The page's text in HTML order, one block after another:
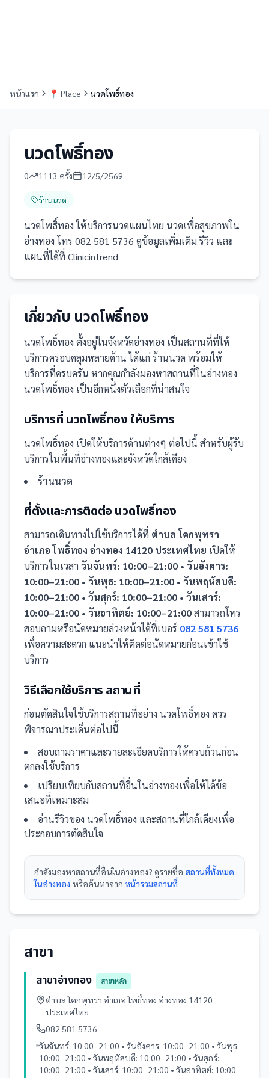
หน้าแรก 📍 Place นวดโพธิ์ทอง
นวดโพธิ์ทอง
0 1113 ครั้ง 12/5/2569
ร้านนวด
นวดโพธิ์ทอง ให้บริการนวดแผนไทย นวดเพื่อสุขภาพใน
อ่างทอง โทร 082 581 5736 ดูข้อมูลเพิ่มเติม รีวิว และ
แผนที่ได้ที่ Clinicintrend
เกี่ยวกับ นวดโพธิ์ทอง
นวดโพธิ์ทอง ตั้งอยู่ในจังหวัดอ่างทอง เป็นสถานที่ที่ให้
บริการครอบคลุมหลายด้าน ได้แก่ ร้านนวด พร้อมให้
บริการที่ครบครัน หากคุณกำลังมองหาสถานที่ในอ่างทอง
นวดโพธิ์ทอง เป็นอีกหนึ่งตัวเลือกที่น่าสนใจ
บริการที่ นวดโพธิ์ทอง ให้บริการ
นวดโพธิ์ทอง เปิดให้บริการด้านต่างๆ ต่อไปนี้ สำหรับผู้รับ
บริการในพื้นที่อ่างทองและจังหวัดใกล้เคียง
ร้านนวด
ที่ตั้งและการติดต่อ นวดโพธิ์ทอง
สามารถเดินทางไปใช้บริการได้ที่ ตำบล โคกพุทรา
อำเภอ โพธิ์ทอง อ่างทอง 14120 ประเทศไทย เปิดให้
บริการในเวลา วันจันทร์: 10:00–21:00 • วันอังคาร:
10:00–21:00 • วันพุธ: 10:00–21:00 • วันพฤหัสบดี:
10:00–21:00 • วันศุกร์: 10:00–21:00 • วันเสาร์:
10:00–21:00 • วันอาทิตย์: 10:00–21:00สามารถโทร
สอบถามหรือนัดหมายล่วงหน้าได้ที่เบอร์ 082 581 5736
เพื่อความสะดวก แนะนำให้ติดต่อนัดหมายก่อนเข้าใช้
บริการ
วิธีเลือกใช้บริการ สถานที่
ก่อนตัดสินใจใช้บริการสถานที่อย่าง นวดโพธิ์ทอง ควร
พิจารณาประเด็นต่อไปนี้
สอบถามราคาและรายละเอียดบริการให้ครบถ้วนก่อน
ตกลงใช้บริการ
เปรียบเทียบกับสถานที่อื่นในอ่างทองเพื่อให้ได้ข้อ
เสนอที่เหมาะสม
อ่านรีวิวของ นวดโพธิ์ทอง และสถานที่ใกล้เคียงเพื่อ
ประกอบการตัดสินใจ
กำลังมองหาสถานที่อื่นในอ่างทอง? ดูรายชื่อ สถานที่ทั้งหมด
ในอ่างทอง หรือค้นหาจาก หน้ารวมสถานที่
สาขา
สาขาอ่างทอง
สาขาหลัก
ตำบล โคกพุทรา อำเภอ โพธิ์ทอง อ่างทอง 14120
ประเทศไทย
082 581 5736
วันจันทร์: 10:00–21:00 • วันอังคาร: 10:00–21:00 • วันพุธ:
10:00–21:00 • วันพฤหัสบดี: 10:00–21:00 • วันศุกร์:
10:00–21:00 • วันเสาร์: 10:00–21:00 • วันอาทิตย์: 10:00–